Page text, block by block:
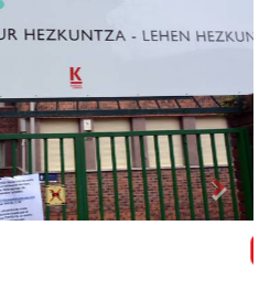
Next